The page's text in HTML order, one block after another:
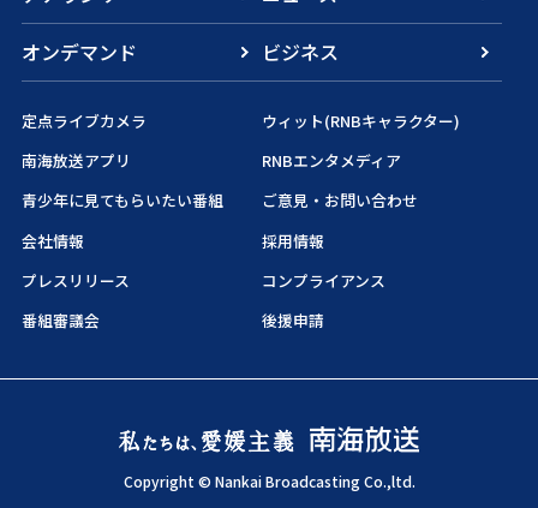
オンデマンド
ビジネス
定点ライブカメラ
ウィット(RNBキャラクター)
南海放送アプリ
RNBエンタメディア
青少年に見てもらいたい番組
ご意見・お問い合わせ
会社情報
採用情報
プレスリリース
コンプライアンス
番組審議会
後援申請
Copyright © Nankai Broadcasting Co.,ltd.